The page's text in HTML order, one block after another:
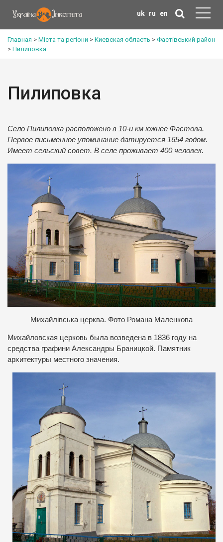
uk ru en
Главная > Міста та регіони > Киевская область > Фастівський район
> Пилиповка
Пилиповка
Село Пилиповка расположено в 10-и км южнее Фастова.
Первое письменное упоминание датируется 1654 годом.
Имеет сельский совет. В селе проживает 400 человек.
Михайлівська церква. Фото Романа Маленкова
Михайловская церковь была возведена в 1836 году на
средства графини Александры Браницкой. Памятник
архитектуры местного значения.